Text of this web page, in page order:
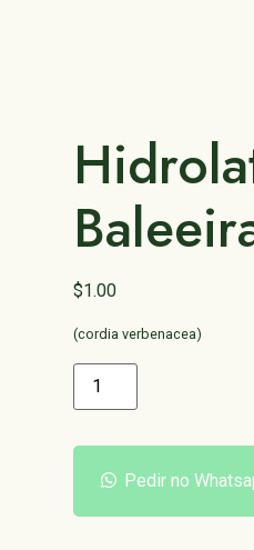
$1.00
(cordia verbenacea)
Pedir no